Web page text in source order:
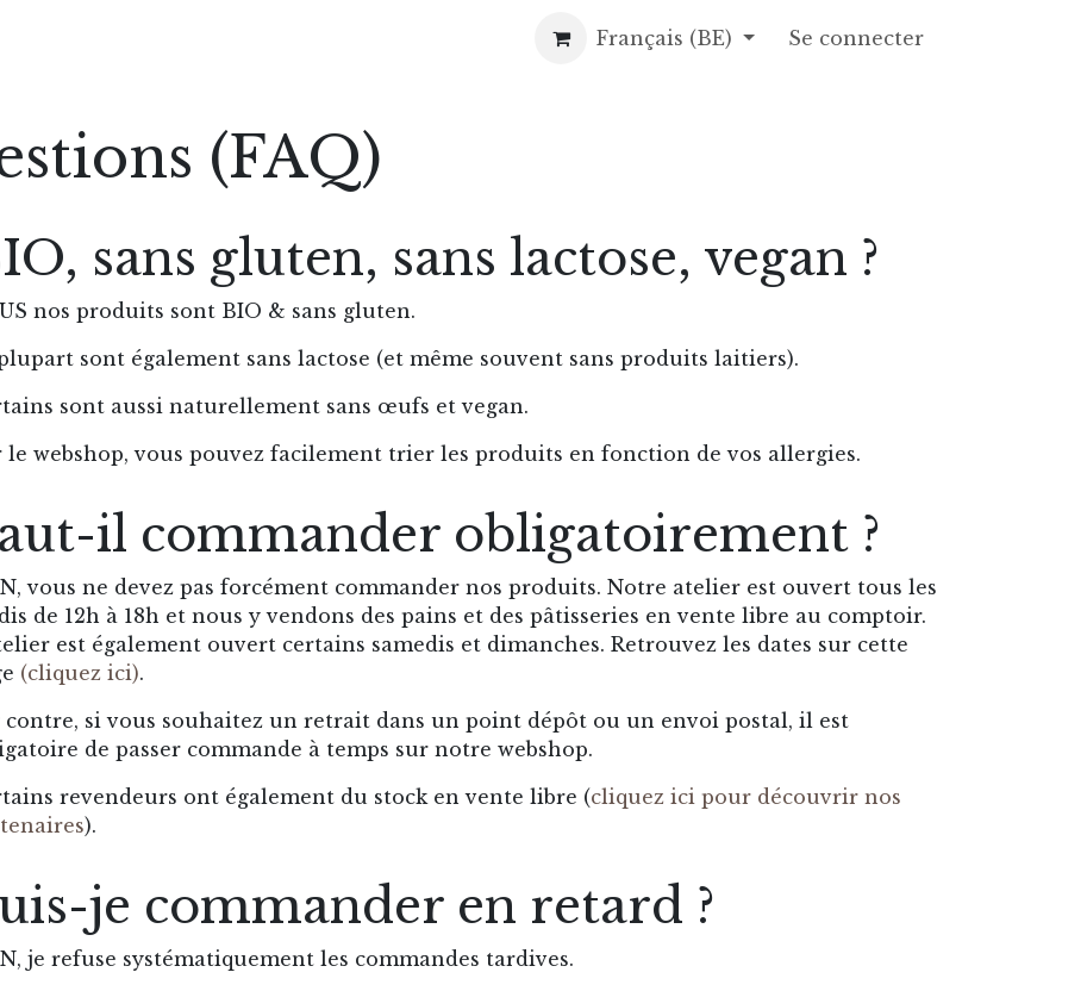
À propos Gâteaux de fête Contact Recettes
Français (BE) Se connecter
(FAQ)
sans gluten, sans lactose, vegan ?
nos produits sont BIO & sans gluten.
sont également sans lactose (et même souvent sans produits laitiers).
sont aussi naturellement sans œufs et vegan.
le webshop, vous pouvez facilement trier les produits en fonction de vos allergies.
il commander obligatoirement ?
vous ne devez pas forcément commander nos produits. Notre atelier est ouvert tous les
de 12h à 18h et nous y vendons des pains et des pâtisseries en vente libre au comptoir.
est également ouvert certains samedis et dimanches. Retrouvez les dates sur cette
(cliquez ici).
contre, si vous souhaitez un retrait dans un point dépôt ou un envoi postal, il est
de passer commande à temps sur notre webshop.
revendeurs ont également du stock en vente libre (cliquez ici pour découvrir nos
).
je commander en retard ?
je refuse systématiquement les commandes tardives.